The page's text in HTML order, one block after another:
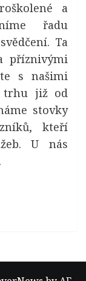
a
řadu
Ta
příznivými
s našimi
trhu již od
stovky
kteří
U nás